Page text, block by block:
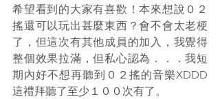
希望看到的大家有喜歡！本來想說０２
搖還可以玩出甚麼東西？會不會太老梗
了，但這次有其他成員的加入，我覺得
整個效果拉滿，但私心認為．．．我短
期內好不想再聽到０２搖的音樂XDDD
這禮拜聽了至少１００次有了。